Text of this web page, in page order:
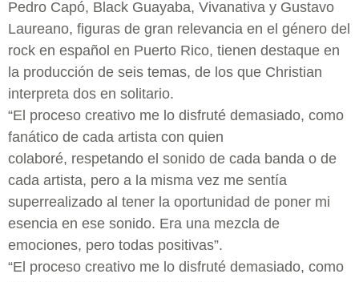
Pedro Capó, Black Guayaba, Vivanativa y Gustavo
Laureano, figuras de gran relevancia en el género del
rock en español en Puerto Rico, tienen destaque en
la producción de seis temas, de los que Christian
interpreta dos en solitario.
“El proceso creativo me lo disfruté demasiado, como
fanático de cada artista con quien
colaboré, respetando el sonido de cada banda o de
cada artista, pero a la misma vez me sentía
superrealizado al tener la oportunidad de poner mi
esencia en ese sonido. Era una mezcla de
emociones, pero todas positivas”.
“El proceso creativo me lo disfruté demasiado, como